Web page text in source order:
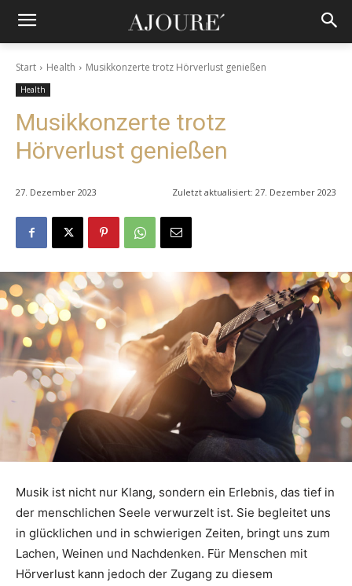
Start Health Musikkonzerte trotz Hörverlust genießen
Health
Musikkonzerte trotz
Hörverlust genießen
27. Dezember 2023 Zuletzt aktualisiert: 27. Dezember 2023
Musik ist nicht nur Klang, sondern ein Erlebnis, das tief in
der menschlichen Seele verwurzelt ist. Sie begleitet uns
in glücklichen und in schwierigen Zeiten, bringt uns zum
Lachen, Weinen und Nachdenken. Für Menschen mit
Hörverlust kann jedoch der Zugang zu diesem